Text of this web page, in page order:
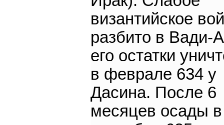
византийское
разбито в Вади-
его остатки
в феврале 634 у
Дасина. После 6
месяцев осады в